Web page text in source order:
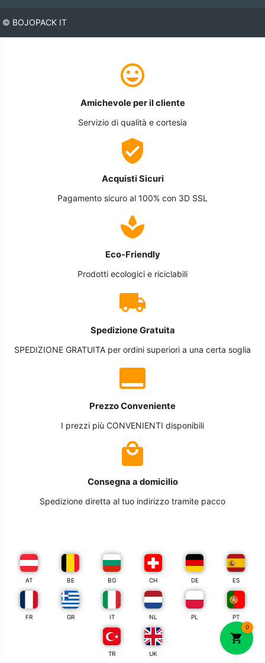
0
© BOJOPACK IT
Amichevole per il cliente
Servizio di qualità e cortesia
Acquisti Sicuri
Pagamento sicuro al 100% con 3D SSL
Eco-Friendly
Prodotti ecologici e riciclabili
Spedizione Gratuita
SPEDIZIONE GRATUITA per ordini superiori a una certa soglia
Prezzo Conveniente
I prezzi più CONVENIENTI disponibili
Consegna a domicilio
Spedizione diretta al tuo indirizzo tramite pacco
AT BE BG CH DE ES
FR GR IT NL PL PT
TR UK